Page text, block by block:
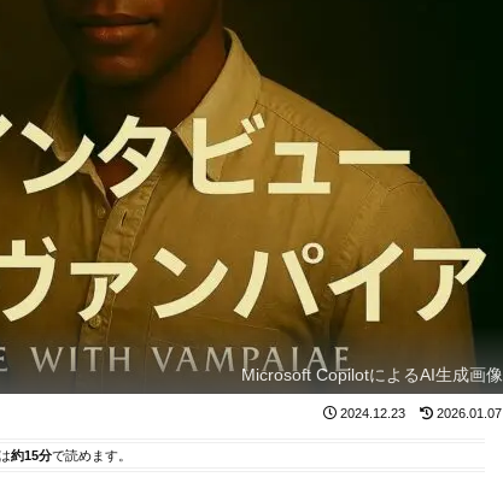
Microsoft CopilotによるAI生成画像
2024.12.23 2026.01.07
約15分で読めます。